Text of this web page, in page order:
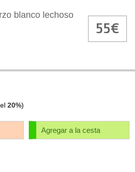
blanco lechoso
55€
20%)
Agregar a la cesta